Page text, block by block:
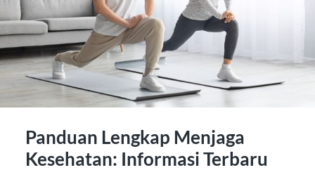
Panduan Lengkap Menjaga
Kesehatan: Informasi Terbaru